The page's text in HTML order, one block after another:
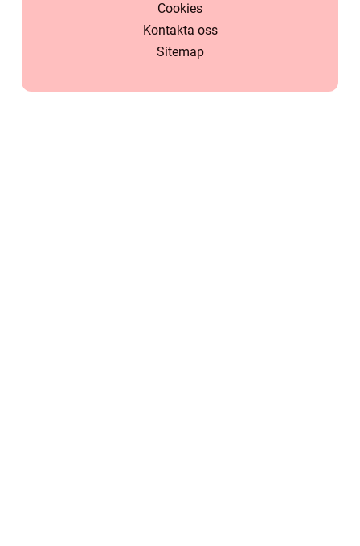
Cookies
Kontakta oss
Sitemap